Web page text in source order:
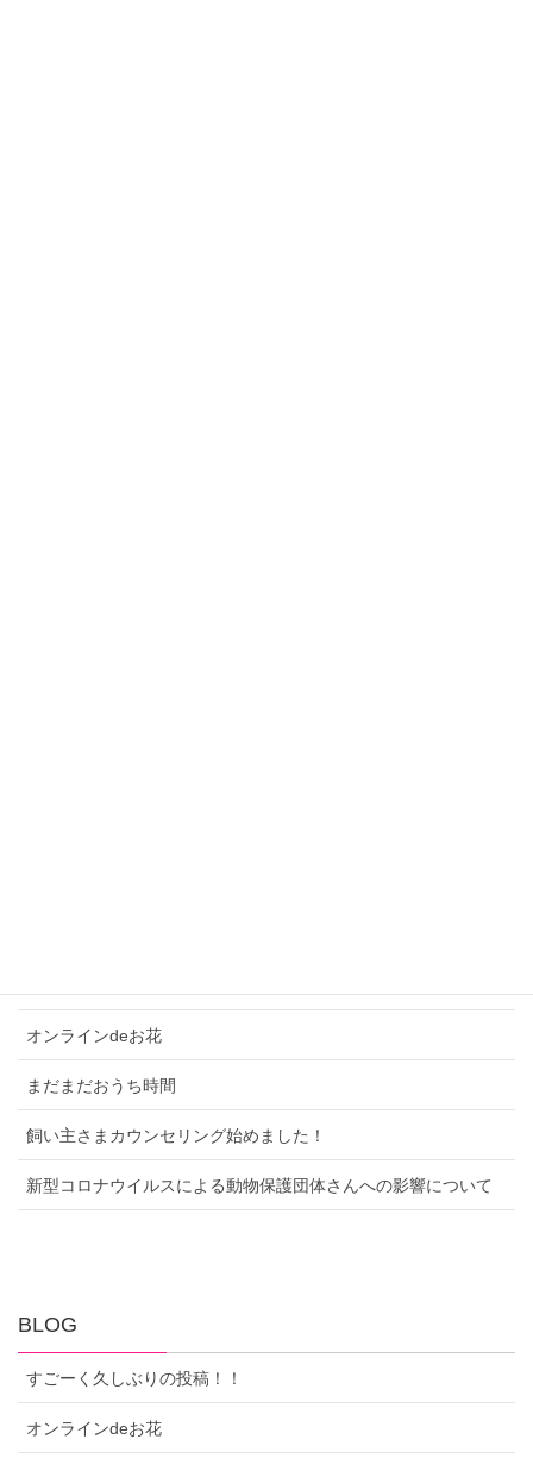
オンラインdeお花
まだまだおうち時間
飼い主さまカウンセリング始めました！
新型コロナウイルスによる動物保護団体さんへの影響について
BLOG
すごーく久しぶりの投稿！！
オンラインdeお花